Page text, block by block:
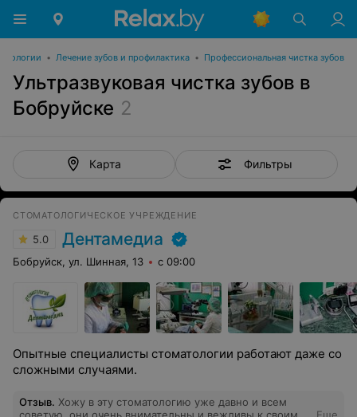
• Лечение зубов и профилактика • Профессиональная чистка зубов
Ультразвуковая чистка зубов в
Бобруйске 2
Карта Фильтры
СТОМАТОЛОГИЧЕСКОЕ УЧРЕЖДЕНИЕ
5.0 Дентамедиа
Бобруйск, ул. Шинная, 13 с 09:00
Опытные специалисты стоматологии работают даже со
сложными случаями.
Отзыв. Хожу в эту стоматологию уже давно и всем